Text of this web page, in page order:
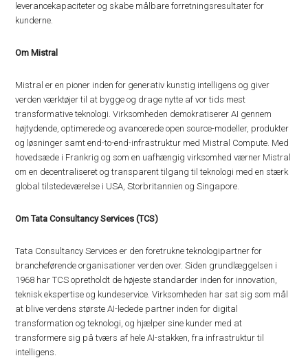
leverancekapaciteter og skabe målbare forretningsresultater for
kunderne.
Om Mistral
Mistral er en pioner inden for generativ kunstig intelligens og giver
verden værktøjer til at bygge og drage nytte af vor tids mest
transformative teknologi. Virksomheden demokratiserer AI gennem
højtydende, optimerede og avancerede open source-modeller, produkter
og løsninger samt end-to-end-infrastruktur med Mistral Compute. Med
hovedsæde i Frankrig og som en uafhængig virksomhed værner Mistral
om en decentraliseret og transparent tilgang til teknologi med en stærk
global tilstedeværelse i USA, Storbritannien og Singapore.
Om Tata Consultancy Services (TCS)
Tata Consultancy Services er den foretrukne teknologipartner for
brancheførende organisationer verden over. Siden grundlæggelsen i
1968 har TCS opretholdt de højeste standarder inden for innovation,
teknisk ekspertise og kundeservice. Virksomheden har sat sig som mål
at blive verdens største AI-ledede partner inden for digital
transformation og teknologi, og hjælper sine kunder med at
transformere sig på tværs af hele AI-stakken, fra infrastruktur til
intelligens.